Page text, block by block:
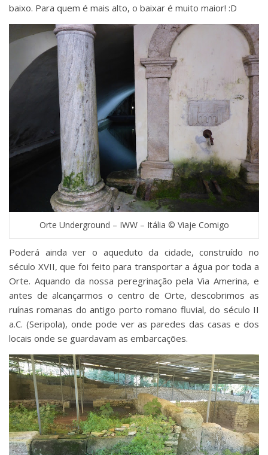
baixo. Para quem é mais alto, o baixar é muito maior! :D
Orte Underground – IWW – Itália © Viaje Comigo
Poderá ainda ver o aqueduto da cidade, construído no
século XVII, que foi feito para transportar a água por toda a
Orte. Aquando da nossa peregrinação pela Via Amerina, e
antes de alcançarmos o centro de Orte, descobrimos as
ruínas romanas do antigo porto romano fluvial, do século II
a.C. (Seripola), onde pode ver as paredes das casas e dos
locais onde se guardavam as embarcações.